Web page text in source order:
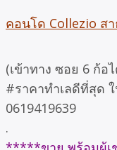
คอนโด Collezio ส
(เข้าทาง ซอย 6 ก้อ
#ราคาทำเลดีที่สุด
0619419639
.